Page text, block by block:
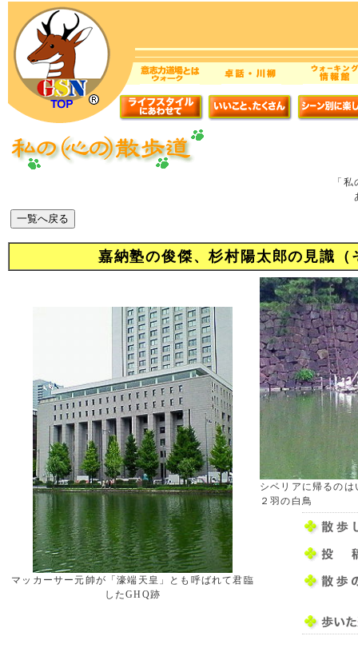
「
嘉納塾の俊傑、杉村陽太郎の見識
マッカーサー元帥が「濠端天皇」とも呼ばれて君臨
したGHQ跡
シベリアに帰るの
２羽の白鳥